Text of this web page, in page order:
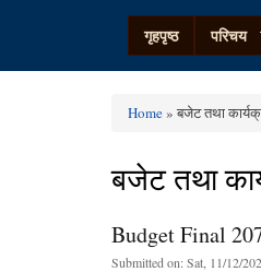
गृहपृष्ठ परिचय
Home» बजेट तथा
बजेट तथा
Budget Final
Submitted on:Sat, 11/12/